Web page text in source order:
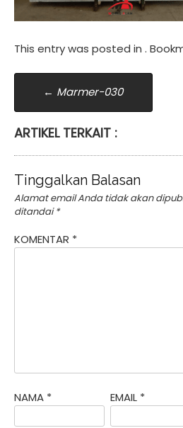
This entry was posted in .
Post
navigation
← Marmer-030
ARTIKEL TERKAIT :
Tinggalkan Balasan
Alamat email Anda tidak akan
ditandai*
KOMENTAR *
NAMA * EMAIL *